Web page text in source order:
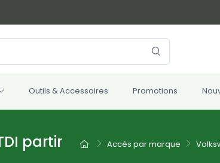
Outils & Accessoires Promotions
Accès par marque
partir